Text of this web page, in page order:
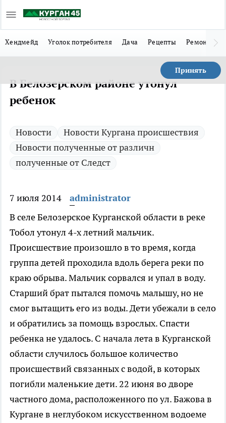
Хендмейд Уголок потребителя Дача Рецепты Ремонт
Принять
В Белозерском районе утонул
ребенок
Новости
Новости Кургана происшествия
Новости полученные от различн
полученные от Следст
7 июля 2014
administrator
В селе Белозерское Курганской области в реке
Тобол утонул 4-х летний мальчик.
Происшествие произошло в то время, когда
группа детей проходила вдоль берега реки по
краю обрыва. Мальчик сорвался и упал в воду.
Старший брат пытался помочь малышу, но не
смог вытащить его из воды. Дети убежали в село
и обратились за помощь взрослых. Спасти
ребенка не удалось. С начала лета в Курганской
области случилось большое количество
происшествий связанных с водой, в которых
погибли маленькие дети. 22 июня во дворе
частного дома, расположенного по ул. Бажова в
Кургане в неглубоком искусственном водоеме